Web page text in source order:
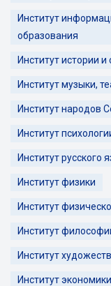
Институт
образования
Институт истории
Институт музыки,
Институт народов
Институт
Институт русского
Институт физики
Институт
Институт
Институт
Институт